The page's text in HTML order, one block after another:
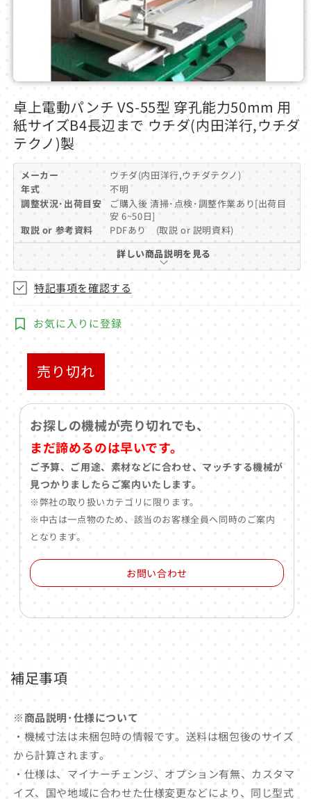
モ
ー
ダ
ル
で
メ
デ
ア
(1)
く
卓上電動パンチ VS-55型 穿孔能力50mm 用
紙サイズB4長辺まで ウチダ(内田洋行,ウチダ
テクノ)製
メーカー
ウチダ(内田洋行,ウチダテクノ)
年式
不明
調整状況･出荷目安
ご購入後 清掃･点検･調整作業あり[出荷目
安 6~50日]
取説 or 参考資料
PDFあり (取説 or 説明資料)
詳しい商品説明を見る
特記事項を確認する
お気に入りに登録
売り切れ
お探しの機械が売り切れでも、
まだ諦めるのは早いです。
ご予算、ご用途、素材などに合わせ、マッチする機械が
見つかりましたらご案内いたします。
※弊社の取り扱いカテゴリに限ります。
※中古は一点物のため、該当のお客様全員へ同時のご案内
となります。
お問い合わせ
補足事項
※商品説明･仕様について
・機械寸法は未梱包時の情報です。送料は梱包後のサイズ
から計算されます。
・仕様は、マイナーチェンジ、オプション有無、カスタマ
イズ、国や地域に合わせた仕様変更などにより、同じ型式